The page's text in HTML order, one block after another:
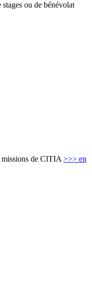
ou de bénévolat
missions de CITIA >>> en